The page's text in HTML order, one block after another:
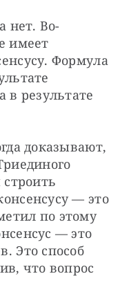
нет. Во-
имеет
Формула
в результате
доказывают,
— это
по этому
— это
Это способ
что вопрос